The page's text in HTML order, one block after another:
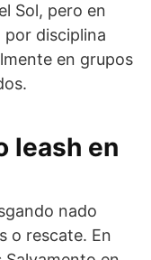
Sol, pero en
por disciplina
en grupos
leash en
nado
o rescate. En